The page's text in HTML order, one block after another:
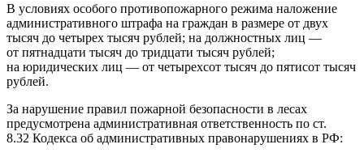
В условиях особого противопожарного режима наложение
административного штрафа на граждан в размере от двух
тысяч до четырех тысяч рублей; на должностных лиц —
от пятнадцати тысяч до тридцати тысяч рублей;
на юридических лиц — от четырехсот тысяч до пятисот тысяч
рублей.
За нарушение правил пожарной безопасности в лесах
предусмотрена административная ответственность по ст.
8.32 Кодекса об административных правонарушениях в РФ: